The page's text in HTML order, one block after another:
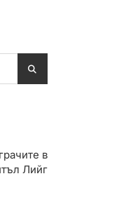
в
Лийг